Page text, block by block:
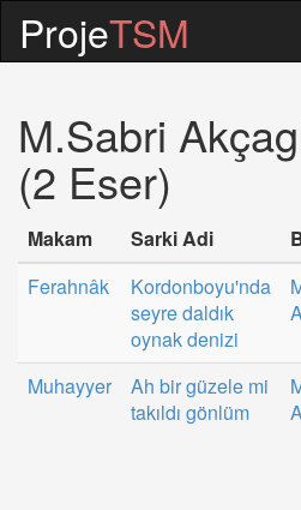
ProjeTSM
M.Sabri
(2 Eser)
Makam Sarki Adi
Ferahnâk
Kordonboyu'nda
seyre daldık
oynak denizi
Muhayyer
Ah bir güzele mi
takıldı gönlüm